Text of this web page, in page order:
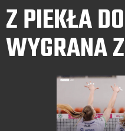
Z PIEKŁA
WYGRANA